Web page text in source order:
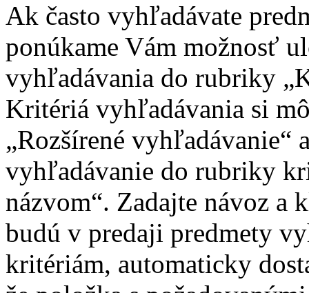
Ak často vyhľadávate
ponúkame Vám možnosť
vyhľadávania do rubriky
Kritériá vyhľadávania si
„Rozšírené
vyhľadávanie do rubriky
názvom“. Zadajte návoz a
budú v predaji predmety
kritériám, automaticky